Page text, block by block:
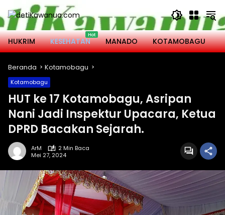
Langsung
ke
konten
HUKRIM
KESEHATAN MANADO KOTAMOBAGU
Beranda Kotamobagu
Kotamobagu
HUT ke 17 Kotamobagu, Asripan
Nani Jadi Inspektur Upacara, Ketua
DPRD Bacakan Sejarah.
ArM
2 Min Baca
Mei 27, 2024